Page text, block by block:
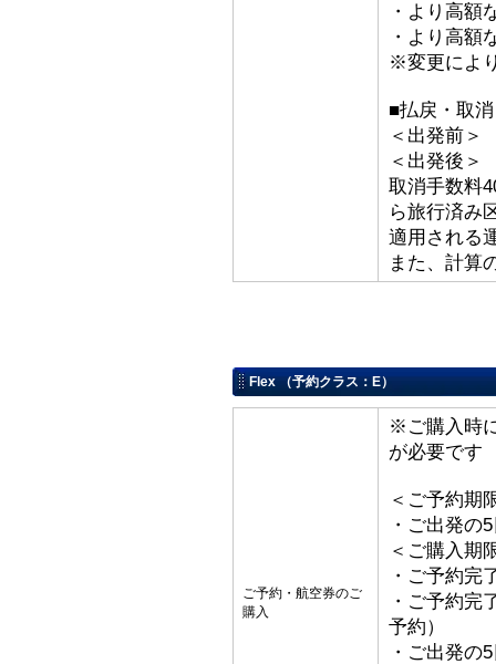
・より高額
・より高額
※変更によ
■払戻・取消
＜出発前＞
＜出発後
取消手数料
ら旅行済み
適用される
また、計算
Flex （予約クラス：E）
ご予約・航空券のご
購入
※ご購入時
が必要です
＜ご予約期
・ご出発の
＜ご購入期
・ご予約完
・ご予約完
予約）
・ご出発の